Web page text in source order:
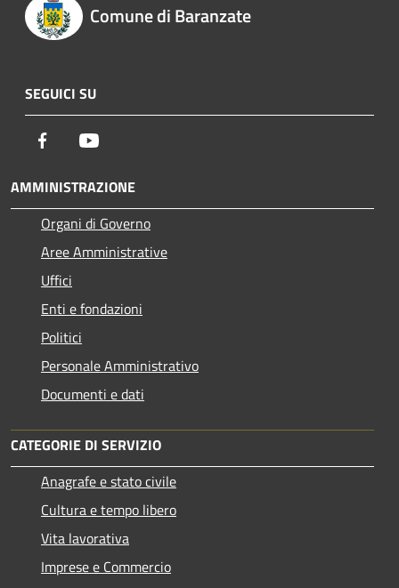
Comune di Baranzate
SEGUICI SU
Facebook
AMMINISTRAZIONE
Organi di Governo
Aree Amministrative
Uffici
Enti e fondazioni
Politici
Personale Amministrativo
Documenti e dati
CATEGORIE DI SERVIZIO
Anagrafe e stato civile
Cultura e tempo libero
Vita lavorativa
Imprese e Commercio